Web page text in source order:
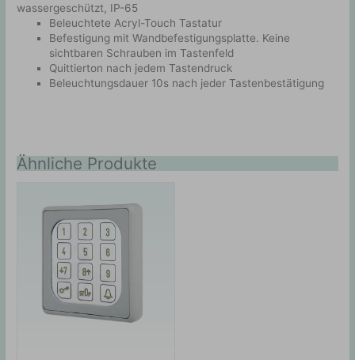
wassergeschützt, IP-65
Beleuchtete Acryl-Touch Tastatur
Befestigung mit Wandbefestigungsplatte. Keine
sichtbaren Schrauben im Tastenfeld
Quittierton nach jedem Tastendruck
Beleuchtungsdauer 10s nach jeder Tastenbestätigung
Ähnliche Produkte